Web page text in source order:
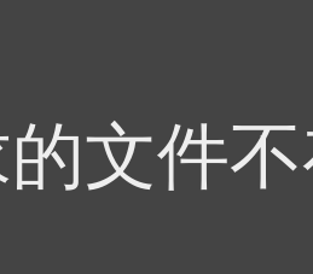
文件